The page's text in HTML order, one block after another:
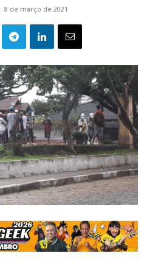
8 de março de 2021